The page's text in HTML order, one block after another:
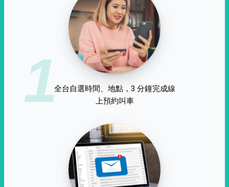
1全台自選時間、地點，3 分鐘完成線
上預約叫車